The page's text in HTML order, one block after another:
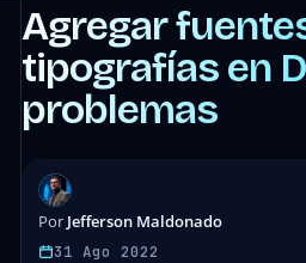
Agregar
tipografías en
problemas
Por Jefferson Maldonado
31 Ago 2022